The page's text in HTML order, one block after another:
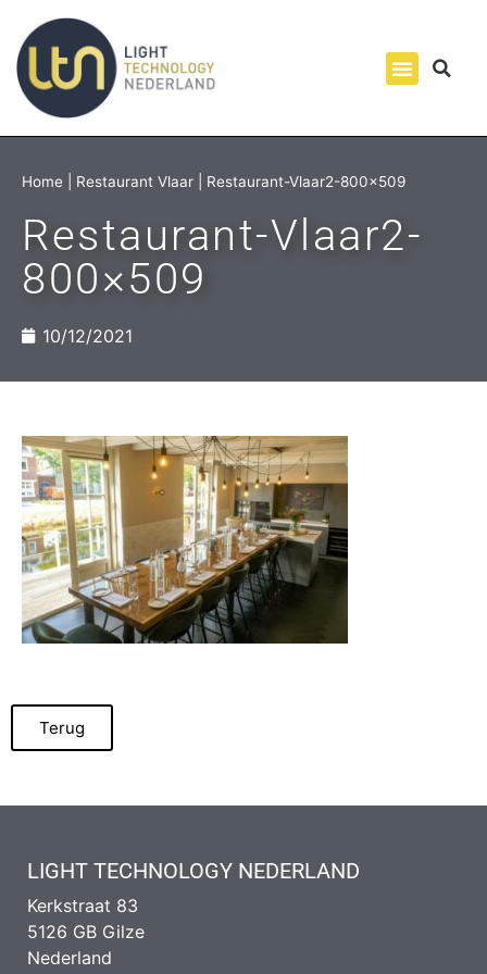
Home Restaurant Vlaar Restaurant-Vlaar2-800×509
Restaurant-Vlaar2-
800×509
10/12/2021
Terug
LIGHT TECHNOLOGY NEDERLAND
Kerkstraat 83
5126 GB Gilze
Nederland